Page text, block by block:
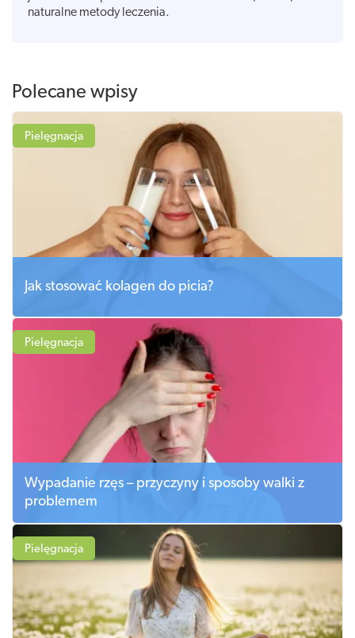
naturalne metody leczenia.
Polecane wpisy
Pielęgnacja
Jak stosować kolagen do picia?
Pielęgnacja
Wypadanie rzęs – przyczyny i sposoby walki z
problemem
Pielęgnacja